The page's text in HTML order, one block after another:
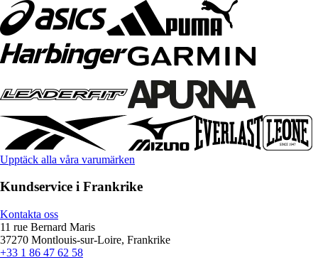
Upptäck alla våra varumärken
Kundservice i Frankrike
Kontakta oss
11 rue Bernard Maris
37270 Montlouis-sur-Loire, Frankrike
+33 1 86 47 62 58